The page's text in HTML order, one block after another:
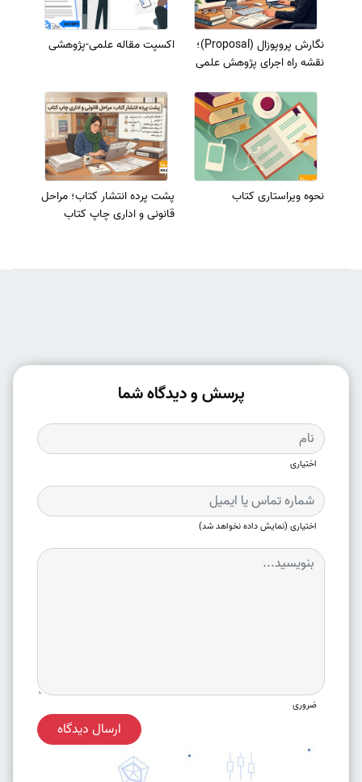
نگارش پروپوزال (Proposal)؛
نقشه راه اجرای پژوهش علمی
اکسپت مقاله علمی-پژوهشی
نحوه ویراستاری کتاب
پشت پرده انتشار کتاب؛ مراحل
قانونی و اداری چاپ کتاب
پرسش و دیدگاه شما
اختیاری
اختیاری (نمایش داده نخواهد شد)
ضروری
ارسال دیدگاه